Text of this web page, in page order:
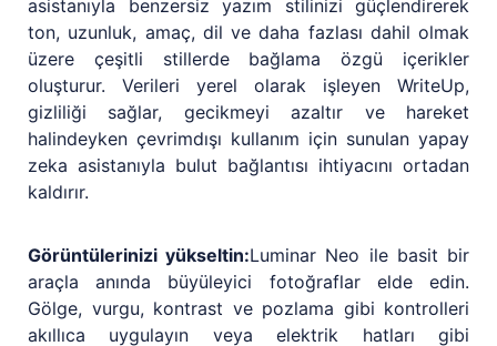
asistanıyla benzersiz yazım stilinizi güçlendirerek
ton, uzunluk, amaç, dil ve daha fazlası dahil olmak
üzere çeşitli stillerde bağlama özgü içerikler
oluşturur. Verileri yerel olarak işleyen WriteUp,
gizliliği sağlar, gecikmeyi azaltır ve hareket
halindeyken çevrimdışı kullanım için sunulan yapay
zeka asistanıyla bulut bağlantısı ihtiyacını ortadan
kaldırır.
Görüntülerinizi yükseltin:Luminar Neo ile basit bir
araçla anında büyüleyici fotoğraflar elde edin.
Gölge, vurgu, kontrast ve pozlama gibi kontrolleri
akıllıca uygulayın veya elektrik hatları gibi